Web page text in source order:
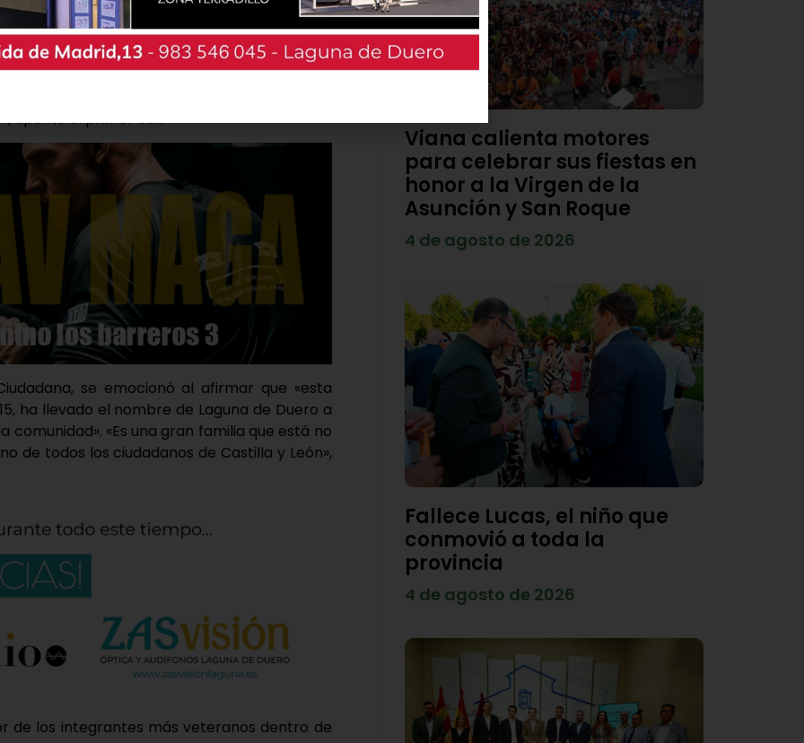
discurso en el que subrayó la tarea de unos
servido de manera desinteresada a todos,
trabajo encomiable no siempre ha sido
de prestarles apoyo material y logístico,
apuntó el primer edil.
se emocionó al afirmar que «esta
ha llevado el nombre de Laguna de Duero a
«Es una gran familia que está no
de todos los ciudadanos de Castilla y León»,
de los integrantes más veteranos dentro de
Viana calienta motores
para celebrar sus fiestas en
honor a la Virgen de la
Asunción y San Roque
4 de agosto de 2026
Fallece Lucas, el niño que
conmovió a toda la
provincia
4 de agosto de 2026